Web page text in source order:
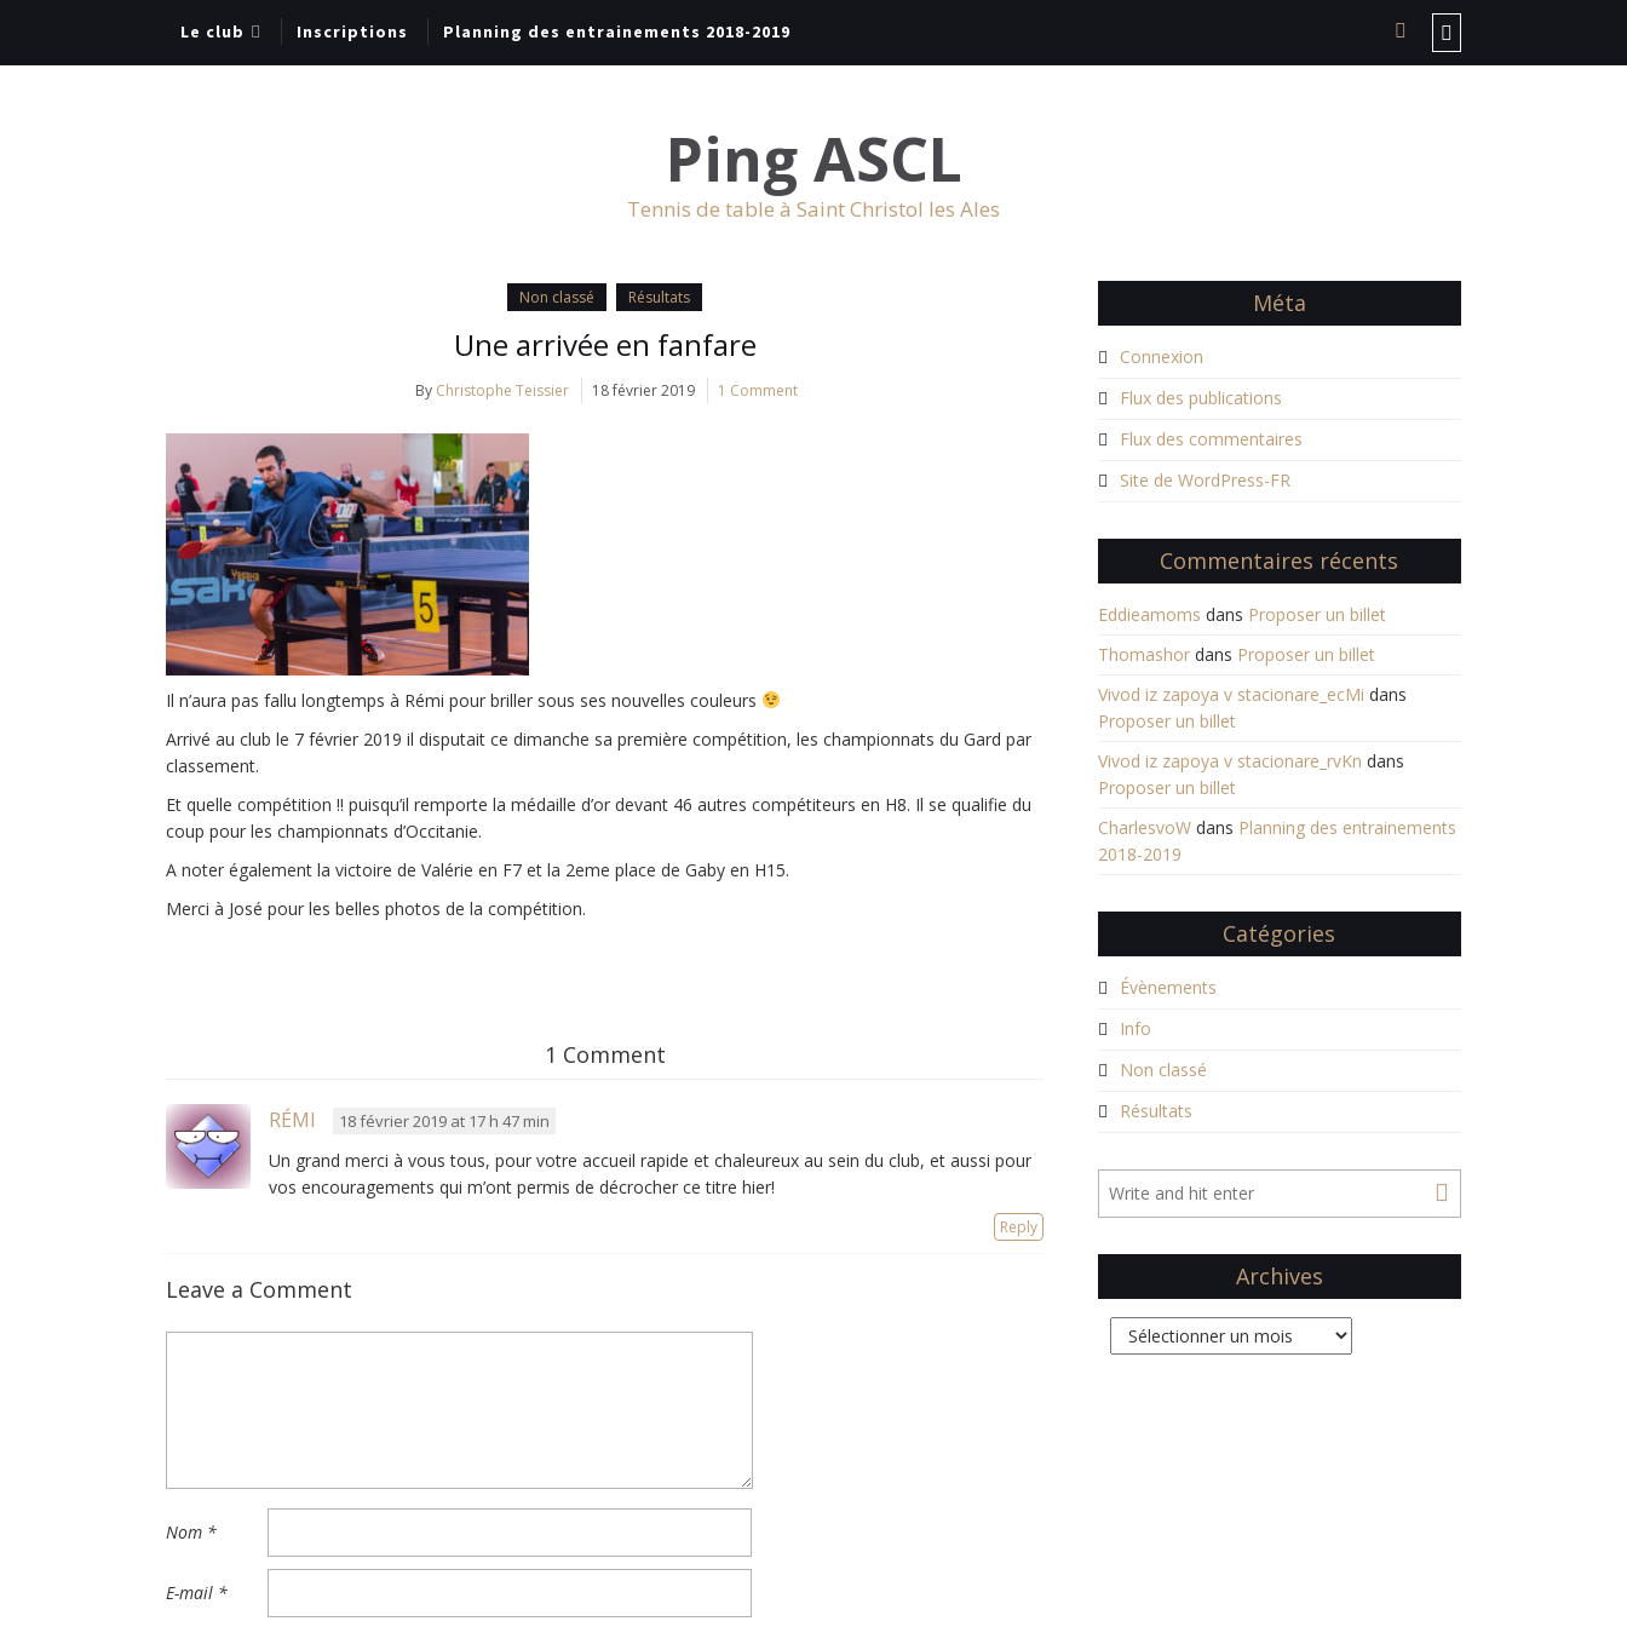
Le club Inscriptions Planning des entrainements 2018-2019
Ping ASCL
Tennis de table à Saint Christol les Ales
Non classé Résultats
Une arrivée en fanfare
By Christophe Teissier 18 février 2019 1 Comment
Il n’aura pas fallu longtemps à Rémi pour briller sous ses nouvelles couleurs
Arrivé au club le 7 février 2019 il disputait ce dimanche sa première compétition, les championnats du Gard par
classement.
Et quelle compétition !! puisqu’il remporte la médaille d’or devant 46 autres compétiteurs en H8. Il se qualifie du
coup pour les championnats d’Occitanie.
A noter également la victoire de Valérie en F7 et la 2eme place de Gaby en H15.
Merci à José pour les belles photos de la compétition.
1 Comment
RÉMI 18 février 2019 at 17 h 47 min
Un grand merci à vous tous, pour votre accueil rapide et chaleureux au sein du club, et aussi pour
vos encouragements qui m’ont permis de décrocher ce titre hier!
Reply
Leave a Comment
Nom *
E-mail *
Méta
Connexion
Flux des publications
Flux des commentaires
Site de WordPress-FR
Commentaires récents
Eddieamoms dans Proposer un billet
Thomashordans Proposer un billet
Vivod iz zapoya v stacionare_ecMi dans
Proposer un billet
Vivod iz zapoya v stacionare_rvKn dans
Proposer un billet
CharlesvoWdans Planning des entrainements
2018-2019
Catégories
Évènements
Info
Non classé
Résultats
Archives
Archives